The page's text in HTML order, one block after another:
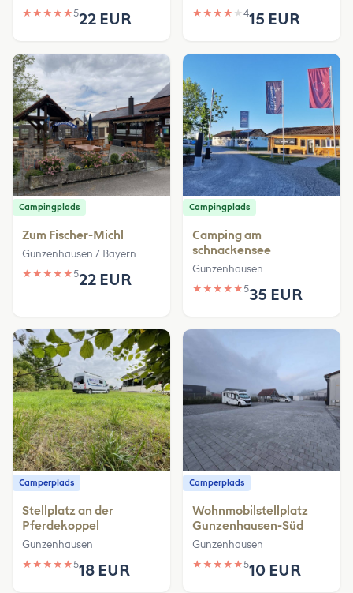
★ ★ ★ ★ ★522 EUR ★ ★ ★ ★ ★ 415 EUR
Campingplads
Zum Fischer-Michl
Gunzenhausen / Bayern
★ ★ ★ ★ ★522 EUR
Campingplads
Camping am
schnackensee
Gunzenhausen
★ ★ ★ ★ ★535 EUR
Camperplads
Stellplatz an der
Pferdekoppel
Gunzenhausen
★ ★ ★ ★ ★518 EUR
Camperplads
Wohnmobilstellplatz
Gunzenhausen-Süd
Gunzenhausen
★ ★ ★ ★ ★510 EUR